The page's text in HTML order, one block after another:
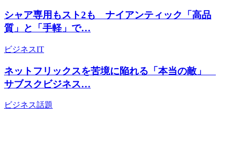
シャア専用もスト2も ナイアンティック「高品
質」と「手軽」で…
ビジネスIT
ネットフリックスを苦境に陥れる「本当の敵」
サブスクビジネス…
ビジネス話題